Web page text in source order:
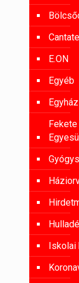
E.ON
Egyéb
Iskolai